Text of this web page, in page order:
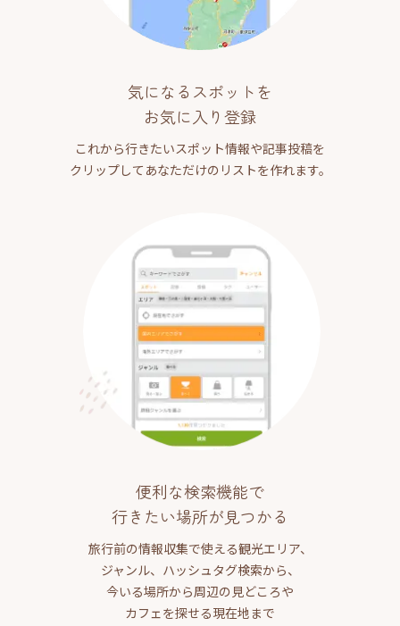
気になるスポットを
お気に入り登録
これから行きたいスポット情報や記事投稿を
クリップしてあなただけのリストを作れます。
便利な検索機能で
行きたい場所が見つかる
旅行前の情報収集で使える観光エリア、
ジャンル、ハッシュタグ検索から、
今いる場所から周辺の見どころや
カフェを探せる現在地まで